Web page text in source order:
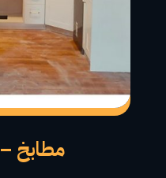
مطابخ – Kitchens